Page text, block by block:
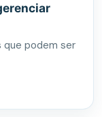
que podem ser